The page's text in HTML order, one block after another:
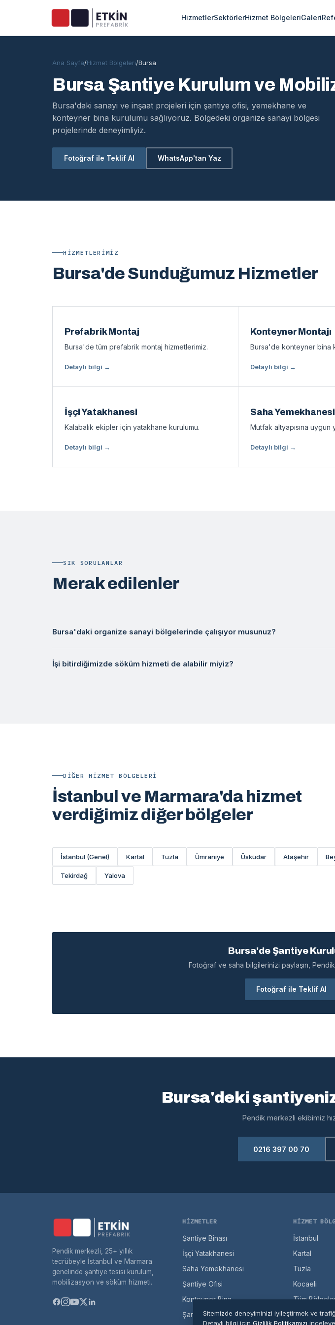
HizmetlerSektörlerHizmet BölgeleriGaleri
Ana Sayfa/Hizmet Bölgeleri/Bursa
Bursa Şantiye Kurulum ve
Bursa'daki sanayi ve inşaat projeleri için şantiye ofisi, yemekhane ve
konteyner bina kurulumu sağlıyoruz. Bölgedeki organize sanayi bölgesi
projelerinde deneyimliyiz.
Fotoğraf ile Teklif Al WhatsApp'tan Yaz
HIZMETLERIMIZ
Bursa'de Sunduğumuz Hizmetler
Prefabrik Montaj
Bursa'de tüm prefabrik montaj hizmetlerimiz.
Detaylı bilgi →
Konteyner Montajı
Bursa'de konteyner bina
Detaylı bilgi →
İşçi Yatakhanesi
Kalabalık ekipler için yatakhane kurulumu.
Detaylı bilgi →
Saha Yemekhanesi
Mutfak altyapısına
Detaylı bilgi →
SIK SORULANLAR
Merak edilenler
Bursa'daki organize sanayi bölgelerinde çalışıyor musunuz?
İşi bitirdiğimizde söküm hizmeti de alabilir miyiz?
DIĞER HIZMET BÖLGELERI
İstanbul ve Marmara'da hizmet
verdiğimiz diğer bölgeler
İstanbul (Genel) Kartal Tuzla Ümraniye Üsküdar Ataşehir
Tekirdağ Yalova
Bursa'de Şantiye
Fotoğraf ve saha bilgilerinizi paylaşın,
Fotoğraf ile Teklif Al
Bursa'deki
Pendik merkezli ekibimiz
0216 397 00 70
Pendik merkezli, 25+ yıllık
tecrübeyle İstanbul ve Marmara
genelinde şantiye tesisi kurulum,
mobilizasyon ve söküm hizmeti.
HIZMETLER
Şantiye Binası
İşçi Yatakhanesi
Saha Yemekhanesi
Şantiye Ofisi
Konteyner Bina
Şantiye Mobilizasyonu
HIZMET
İstanbul
Kartal
Tuzla
Kocaeli
Tüm
Sitemizde deneyiminizi iyileştirmek ve
Detaylı bilgi için Gizlilik Politikamızı